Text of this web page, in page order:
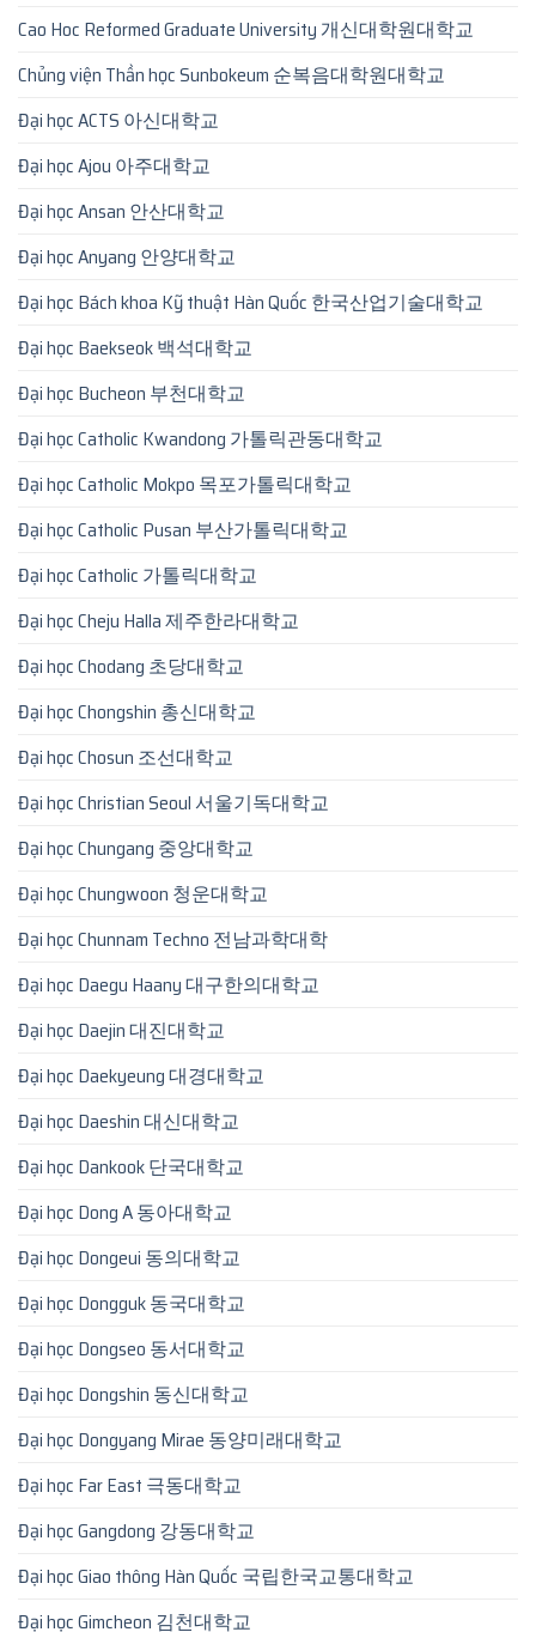
Cao Hoc Reformed Graduate University 개신대학원대학교
Chủng viện Thần học Sunbokeum 순복음대학원대학교
Đại học ACTS 아신대학교
Đại học Ajou 아주대학교
Đại học Ansan 안산대학교
Đại học Anyang 안양대학교
Đại học Bách khoa Kỹ thuật Hàn Quốc 한국산업기술대학교
Đại học Baekseok 백석대학교
Đại học Bucheon 부천대학교
Đại học Catholic Kwandong 가톨릭관동대학교
Đại học Catholic Mokpo 목포가톨릭대학교
Đại học Catholic Pusan 부산가톨릭대학교
Đại học Catholic 가톨릭대학교
Đại học Cheju Halla 제주한라대학교
Đại học Chodang 초당대학교
Đại học Chongshin 총신대학교
Đại học Chosun 조선대학교
Đại học Christian Seoul 서울기독대학교
Đại học Chungang 중앙대학교
Đại học Chungwoon 청운대학교
Đại học Chunnam Techno 전남과학대학
Đại học Daegu Haany 대구한의대학교
Đại học Daejin 대진대학교
Đại học Daekyeung 대경대학교
Đại học Daeshin 대신대학교
Đại học Dankook 단국대학교
Đại học Dong A 동아대학교
Đại học Dongeui 동의대학교
Đại học Dongguk 동국대학교
Đại học Dongseo 동서대학교
Đại học Dongshin 동신대학교
Đại học Dongyang Mirae 동양미래대학교
Đại học Far East 극동대학교
Đại học Gangdong 강동대학교
Đại học Giao thông Hàn Quốc 국립한국교통대학교
Đại học Gimcheon 김천대학교